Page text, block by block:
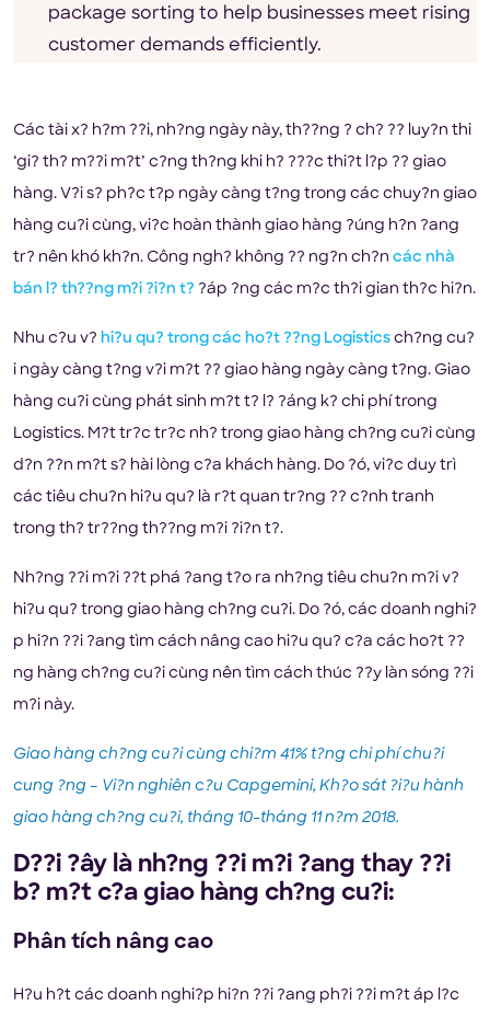
package sorting to help businesses meet rising
customer demands efficiently.
Các tài x? h?m ??i, nh?ng ngày này, th??ng ? ch? ?? luy?n thi
‘gi? th? m??i m?t’ c?ng th?ng khi h? ???c thi?t l?p ?? giao
hàng. V?i s? ph?c t?p ngày càng t?ng trong các chuy?n giao
hàng cu?i cùng, vi?c hoàn thành giao hàng ?úng h?n ?ang
tr? nên khó kh?n. Công ngh? không ?? ng?n ch?n các nhà
bán l? th??ng m?i ?i?n t? ?áp ?ng các m?c th?i gian th?c hi?n.
Nhu c?u v? hi?u qu? trong các ho?t ??ng Logistics ch?ng cu?
i ngày càng t?ng v?i m?t ?? giao hàng ngày càng t?ng. Giao
hàng cu?i cùng phát sinh m?t t? l? ?áng k? chi phí trong
Logistics. M?t tr?c tr?c nh? trong giao hàng ch?ng cu?i cùng
d?n ??n m?t s? hài lòng c?a khách hàng. Do ?ó, vi?c duy trì
các tiêu chu?n hi?u qu? là r?t quan tr?ng ?? c?nh tranh
trong th? tr??ng th??ng m?i ?i?n t?.
Nh?ng ??i m?i ??t phá ?ang t?o ra nh?ng tiêu chu?n m?i v?
hi?u qu? trong giao hàng ch?ng cu?i. Do ?ó, các doanh nghi?
p hi?n ??i ?ang tìm cách nâng cao hi?u qu? c?a các ho?t ??
ng hàng ch?ng cu?i cùng nên tìm cách thúc ??y làn sóng ??i
m?i này.
Giao hàng ch?ng cu?i cùng chi?m 41% t?ng chi phí chu?i
cung ?ng – Vi?n nghiên c?u Capgemini, Kh?o sát ?i?u hành
giao hàng ch?ng cu?i, tháng 10-tháng 11 n?m 2018.
D??i ?ây là nh?ng ??i m?i ?ang thay ??i
b? m?t c?a giao hàng ch?ng cu?i:
Phân tích nâng cao
H?u h?t các doanh nghi?p hi?n ??i ?ang ph?i ??i m?t áp l?c